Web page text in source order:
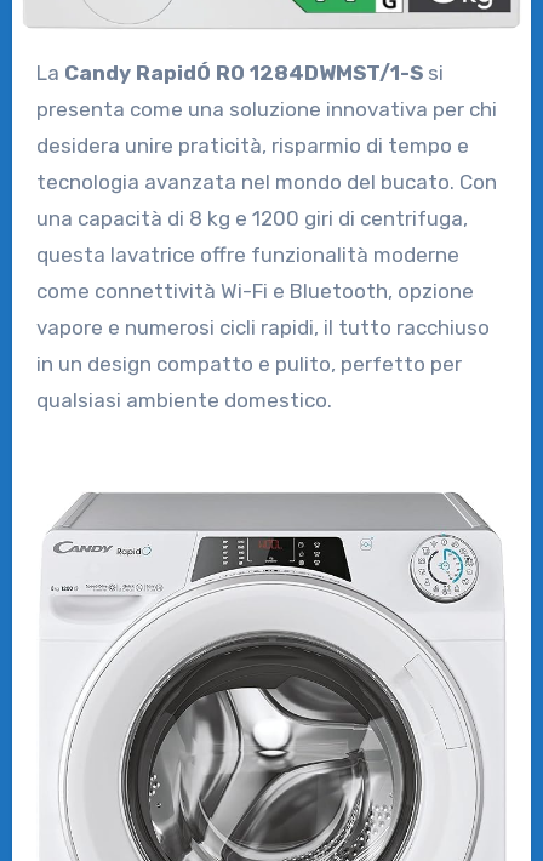
La Candy RapidÓ RO 1284DWMST/1-Ssi
presenta come una soluzione innovativa per chi
desidera unire praticità, risparmio di tempo e
tecnologia avanzata nel mondo del bucato. Con
una capacità di 8 kg e 1200 giri di centrifuga,
questa lavatrice offre funzionalità moderne
come connettività Wi-Fi e Bluetooth, opzione
vapore e numerosi cicli rapidi, il tutto racchiuso
in un design compatto e pulito, perfetto per
qualsiasi ambiente domestico.